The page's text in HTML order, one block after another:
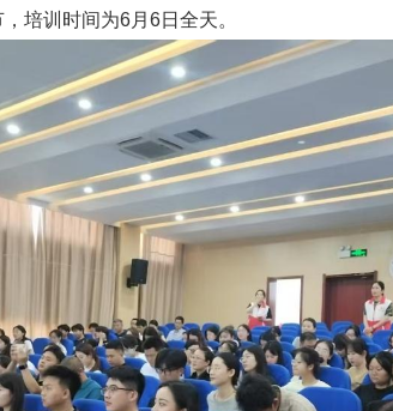
培训时间为6月6日全天。